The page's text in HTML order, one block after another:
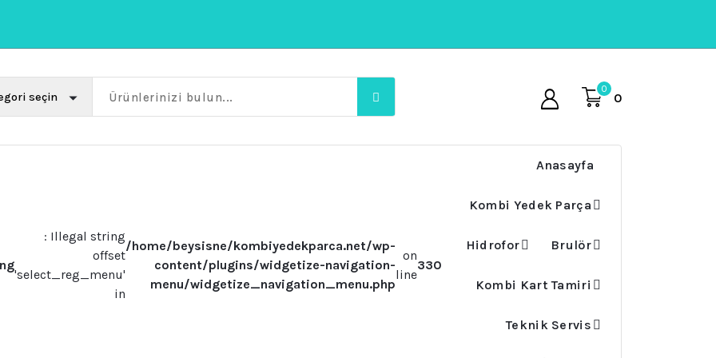
0
0
: Illegal string
offset
'select_reg_menu'
in
/home/beysisne/kombiyedekparca.net/wp-
content/plugins/widgetize-navigation-
menu/widgetize_navigation_menu.php
on
line
330
Anasayfa
Kombi Yedek Parça
Hidrofor Brulör
Kombi Kart Tamiri
Teknik Servis